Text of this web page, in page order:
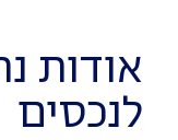
נתון